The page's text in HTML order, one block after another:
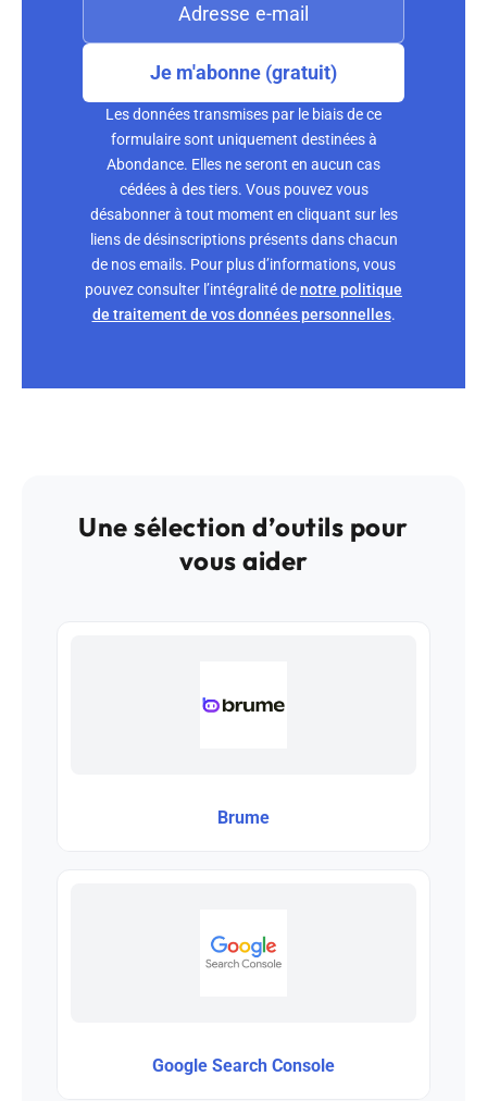
Je m'abonne (gratuit)
Les données transmises par le biais de ce
formulaire sont uniquement destinées à
Abondance. Elles ne seront en aucun cas
cédées à des tiers. Vous pouvez vous
désabonner à tout moment en cliquant sur les
liens de désinscriptions présents dans chacun
de nos emails. Pour plus d’informations, vous
pouvez consulter l’intégralité denotre politique
de traitement de vos données personnelles.
Une sélection d’outils pour
vous aider
Brume
Google Search Console